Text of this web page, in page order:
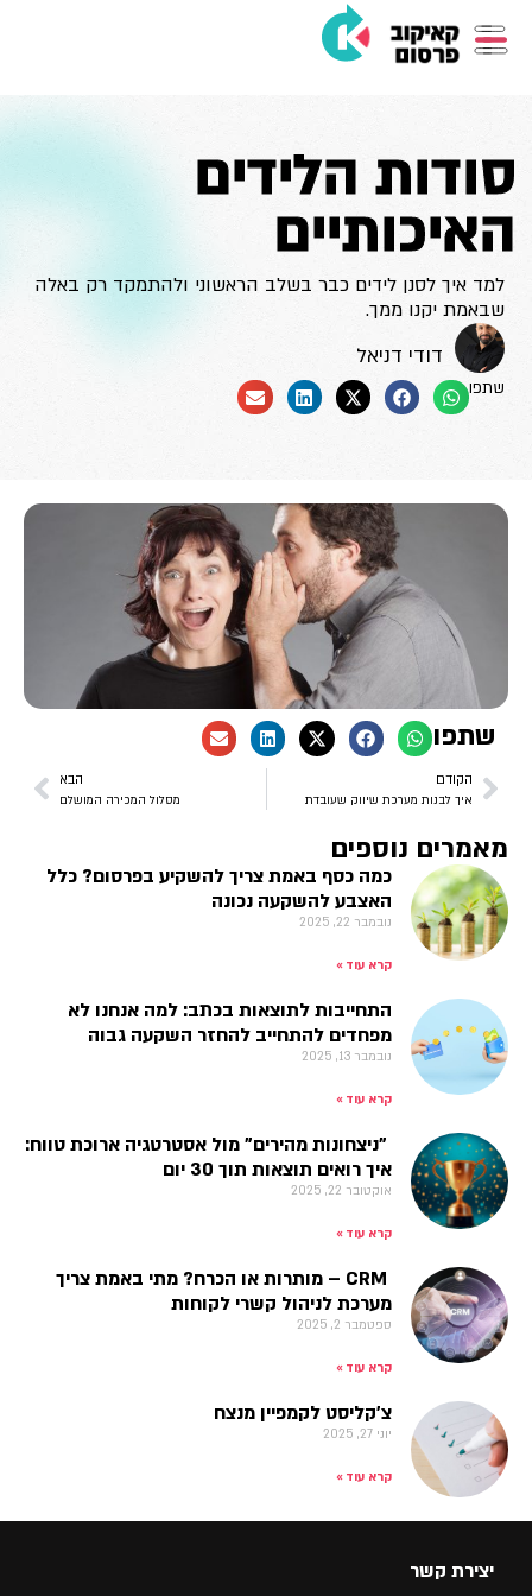
סודות הלידים
האיכותיים
למד איך לסנן לידים כבר בשלב הראשוני ולהתמקד רק באלה
שבאמת יקנו ממך.
דודי דניאל
שתפו
שתפו
הקודם
איך לבנות מערכת שיווק שעובדת
הבא
מסלול המכירה המושלם
מאמרים נוספים
כמה כסף באמת צריך להשקיע בפרסום? כלל
האצבע להשקעה נכונה
נובמבר 22, 2025
קרא עוד »
התחייבות לתוצאות בכתב: למה אנחנו לא
מפחדים להתחייב להחזר השקעה גבוה
נובמבר 13, 2025
קרא עוד »
"ניצחונות מהירים" מול אסטרטגיה ארוכת טווח:
איך רואים תוצאות תוך 30 יום
אוקטובר 22, 2025
קרא עוד »
CRM – מותרות או הכרח? מתי באמת צריך
מערכת לניהול קשרי לקוחות
ספטמבר 2, 2025
קרא עוד »
צ'קליסט לקמפיין מנצח
יוני 27, 2025
קרא עוד »
יצירת קשר